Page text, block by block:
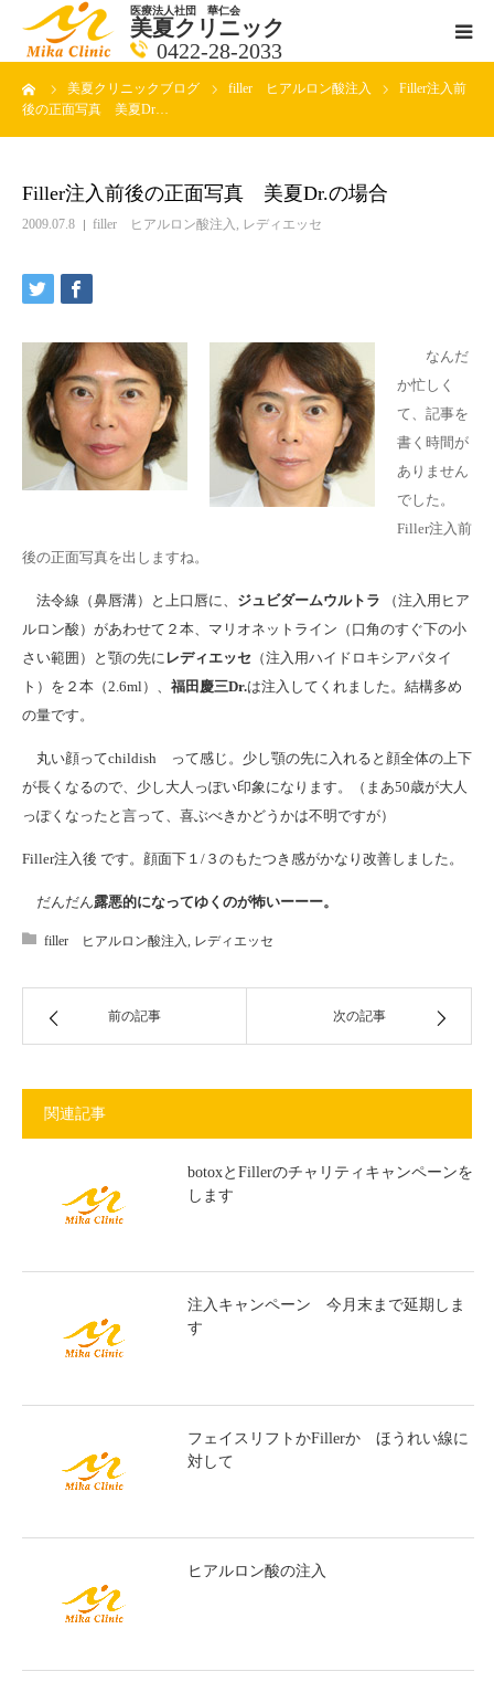
医療法人社団 華仁会
美夏クリニック
0422-28-2033
美夏クリニックブログ filler ヒアルロン酸注入
Filler注入前
後の正面写真 美夏Dr…
Filler注入前後の正面写真 美夏Dr.の場合
2009.07.8 filler ヒアルロン酸注入 , レディエッセ
なんだ
か忙しく
て、記事を
書く時間が
ありません
でした。
Filler注入前
後の正面写真を出しますね。
法令線（鼻唇溝）と上口唇に、 ジュビダームウルトラ （注入用ヒア
ルロン酸）があわせて２本、マリオネットライン（口角のすぐ下の小
さい範囲）と顎の先に レディエッセ （注入用ハイドロキシアパタイ
ト）を２本（2.6ml）、 福田慶三Dr.は注入してくれました。結構多め
の量です。
丸い顔ってchildish って感じ。少し顎の先に入れると顔全体の上下
が長くなるので、少し大人っぽい印象になります。（まあ50歳が大人
っぽくなったと言って、喜ぶべきかどうかは不明ですが）
Filler注入後 です。顔面下１/３のもたつき感がかなり改善しました。
だんだん露悪的になってゆくのが怖いーーー。
filler ヒアルロン酸注入, レディエッセ
前の記事 次の記事
関連記事
botoxとFillerのチャリティキャンペーンを
します
注入キャンペーン 今月末まで延期しま
す
フェイスリフトかFillerか ほうれい線に
対して
ヒアルロン酸の注入
医師紹介
クリニックの紹介
アクセス
メールで相談
ブログ一覧ページ
料金一覧 new